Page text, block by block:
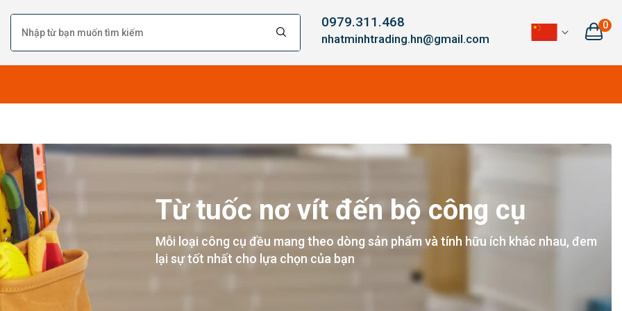
0979.311.468
nhatminhtrading.hn@gmail.com
0
Từ tuốc nơ vít đến bộ công cụ
Mỗi loại công cụ đều mang theo dòng sản phẩm và tính hữu ích khác nhau, đem
lại sự tốt nhất cho lựa chọn của bạn